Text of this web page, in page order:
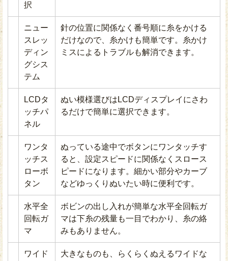
択
ニュー
スレッ
ディン
グシス
テム
針の位置に関係なく番号順に糸をかける
だけなので、糸かけも簡単です。糸かけ
ミスによるトラブルも解消できます。
LCDタ
ッチパ
ネル
ぬい模様選びはLCDディスプレイにさわ
るだけで簡単に選択できます。
ワンタ
ッチス
ローボ
タン
ぬっている途中でボタンにワンタッチす
ると、設定スピードに関係なくスロース
ピードになります。細かい部分やカーブ
などゆっくりぬいたい時に便利です。
水平全
回転ガ
マ
ボビンの出し入れが簡単な水平全回転ガ
マは下糸の残量も一目でわかり、糸の絡
みもありません。
ワイド
大きなものも、らくらくぬえるワイドな